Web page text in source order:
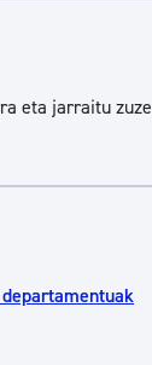
eta jarraitu